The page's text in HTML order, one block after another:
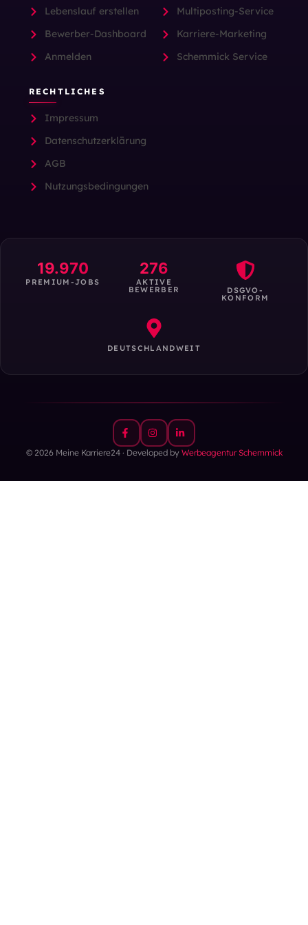
Lebenslauf erstellen
Bewerber-Dashboard
Anmelden
Multiposting-Service
Karriere-Marketing
Schemmick Service
RECHTLICHES
Impressum
Datenschutzerklärung
AGB
Nutzungsbedingungen
19.970
PREMIUM-JOBS
276
AKTIVE
BEWERBER DSGVO-
KONFORM
DEUTSCHLANDWEIT
© 2026 Meine Karriere24 · Developed by Werbeagentur Schemmick